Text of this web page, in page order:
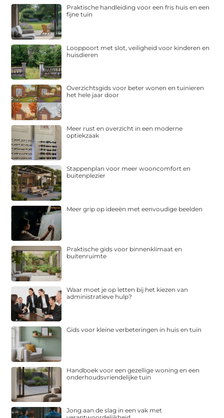
Praktische handleiding voor een fris huis en een
fijne tuin
Looppoort met slot, veiligheid voor kinderen en
huisdieren
Overzichtsgids voor beter wonen en tuinieren
het hele jaar door
Meer rust en overzicht in een moderne
optiekzaak
Stappenplan voor meer wooncomfort en
buitenplezier
Meer grip op ideeën met eenvoudige beelden
Praktische gids voor binnenklimaat en
buitenruimte
Waar moet je op letten bij het kiezen van
administratieve hulp?
Gids voor kleine verbeteringen in huis en tuin
Handboek voor een gezellige woning en een
onderhoudsvriendelijke tuin
Jong aan de slag in een vak met